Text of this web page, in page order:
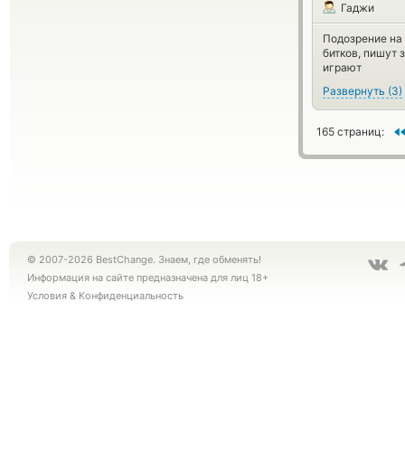
Гаджи
Подозрение
битков, пишут
играют
Развернуть (3)
165 страниц:
© 2007-2026 BestChange. Знаем, где обменять!
Информация на сайте предназначена для лиц 18+
Условия & Конфиденциальность